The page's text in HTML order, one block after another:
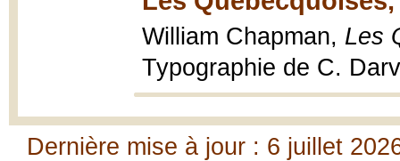
William Chapman, Les
Typographie de C.
Dernière mise à jour : 6 juillet